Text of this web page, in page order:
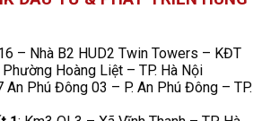
– Nhà B2 HUD2 Twin Towers – KĐT
Hoàng Liệt – TP. Hà Nội
An Phú Đông 03 – P. An Phú Đông – TP.